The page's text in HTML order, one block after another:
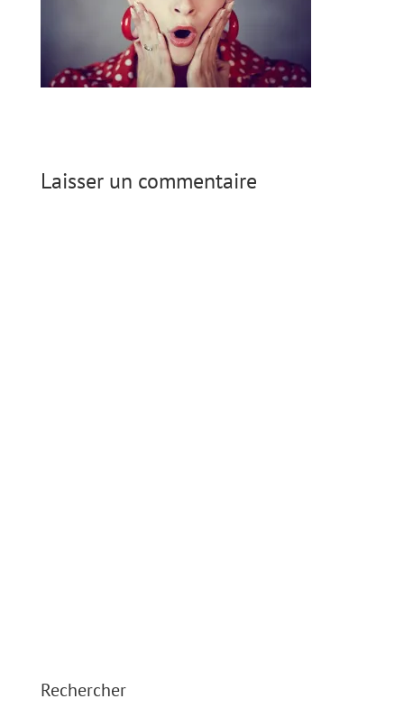
Laisser un commentaire
Rechercher